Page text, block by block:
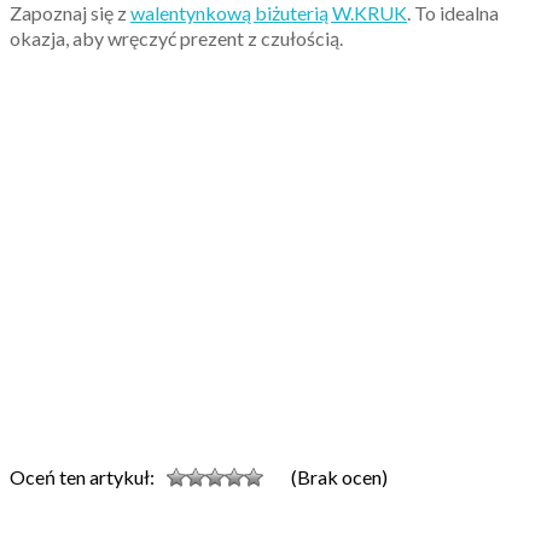
Zapoznaj się zwalentynkową biżuterią W.KRUK. To idealna
okazja, aby wręczyć prezent z czułością.
Oceń ten artykuł: (Brak ocen)